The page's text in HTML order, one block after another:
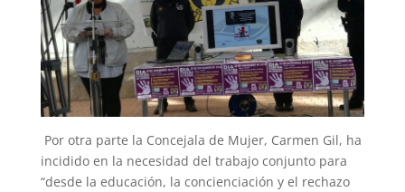
Por otra parte la Concejala de Mujer, Carmen Gil, ha
incidido en la necesidad del trabajo conjunto para
“desde la educación, la concienciación y el rechazo